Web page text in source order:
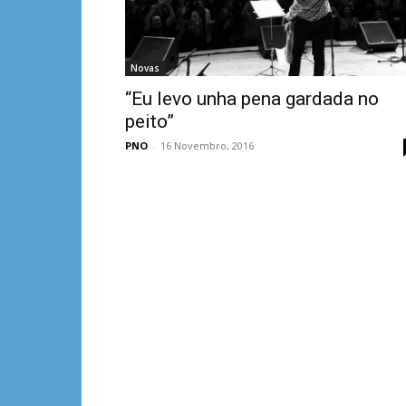
Novas
“Eu levo unha pena gardada no
peito”
PNO - 16 Novembro, 2016